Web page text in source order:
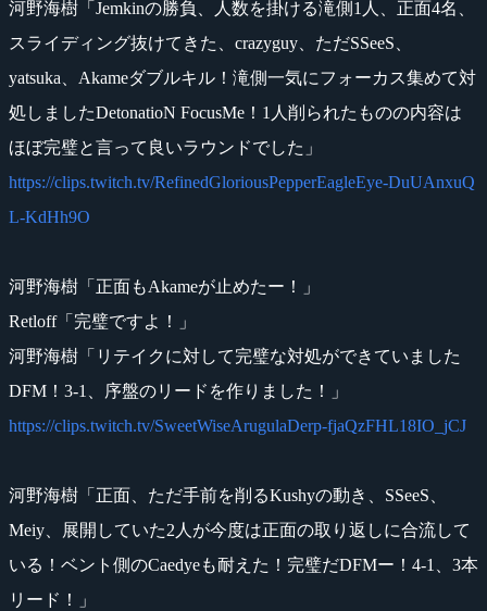
河野海樹「Jemkinの勝負、人数を掛ける滝側1人、正面4名、
スライディング抜けてきた、crazyguy、ただSSeeS、
yatsuka、Akameダブルキル！滝側一気にフォーカス集めて対
処しましたDetonatioN FocusMe！1人削られたものの内容は
ほぼ完璧と言って良いラウンドでした」
https://clips.twitch.tv/RefinedGloriousPepperEagleEye-DuUAnxuQ
L-KdHh9O
河野海樹「正面もAkameが止めたー！」
Retloff「完璧ですよ！」
河野海樹「リテイクに対して完璧な対処ができていました
DFM！3-1、序盤のリードを作りました！」
https://clips.twitch.tv/SweetWiseArugulaDerp-fjaQzFHL18IO_jCJ
河野海樹「正面、ただ手前を削るKushyの動き、SSeeS、
Meiy、展開していた2人が今度は正面の取り返しに合流して
いる！ベント側のCaedyeも耐えた！完璧だDFMー！4-1、3本
リード！」